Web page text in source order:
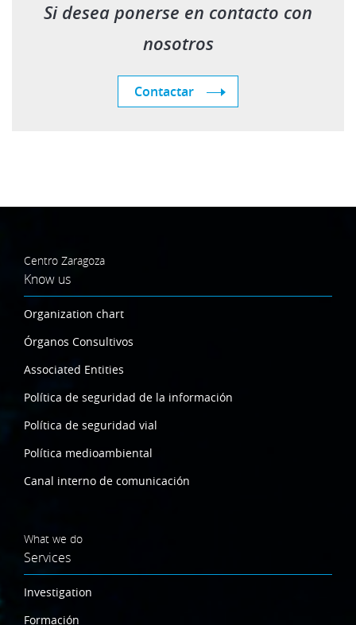
Si desea ponerse en contacto con
nosotros
Contactar
Centro Zaragoza
Know us
Organization chart
Órganos Consultivos
Associated Entities
Política de seguridad de la información
Política de seguridad vial
Política medioambiental
Canal interno de comunicación
What we do
Services
Investigation
Formación